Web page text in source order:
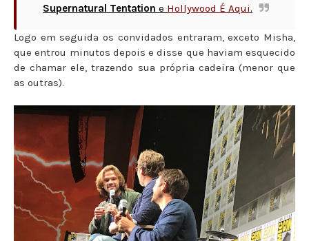
Supernatural Tentation e Hollywood É Aqui.
Logo em seguida os convidados entraram, exceto Misha,
que entrou minutos depois e disse que haviam esquecido
de chamar ele, trazendo sua própria cadeira (menor que
as outras).